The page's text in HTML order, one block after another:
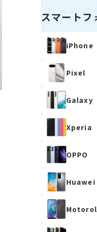
スマート
iPhone
Pixel
Galaxy
Xperia
OPPO
Huawei